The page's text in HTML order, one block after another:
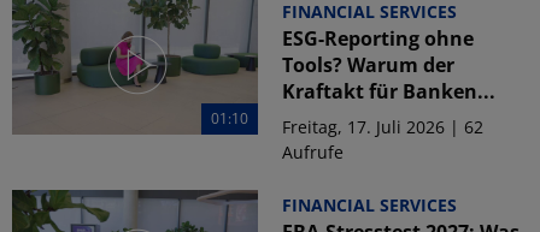
01:10
FINANCIAL SERVICES
ESG-Reporting ohne
Tools? Warum der
Kraftakt für Banken...
Freitag, 17. Juli 2026 | 62
Aufrufe
FINANCIAL SERVICES